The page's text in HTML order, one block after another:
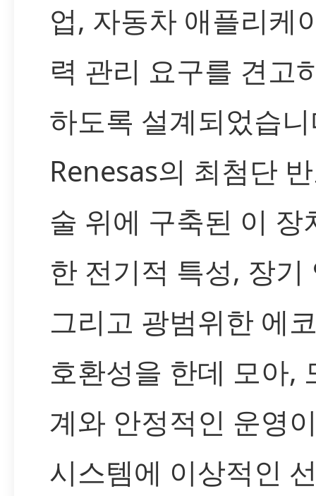
업, 자동차 애플리케
력 관리 요구를 견고
하도록 설계되었습
Renesas의 최첨단
술 위에 구축된 이 장
한 전기적 특성, 장기
그리고 광범위한 에
호환성을 한데 모아,
계와 안정적인 운영
시스템에 이상적인